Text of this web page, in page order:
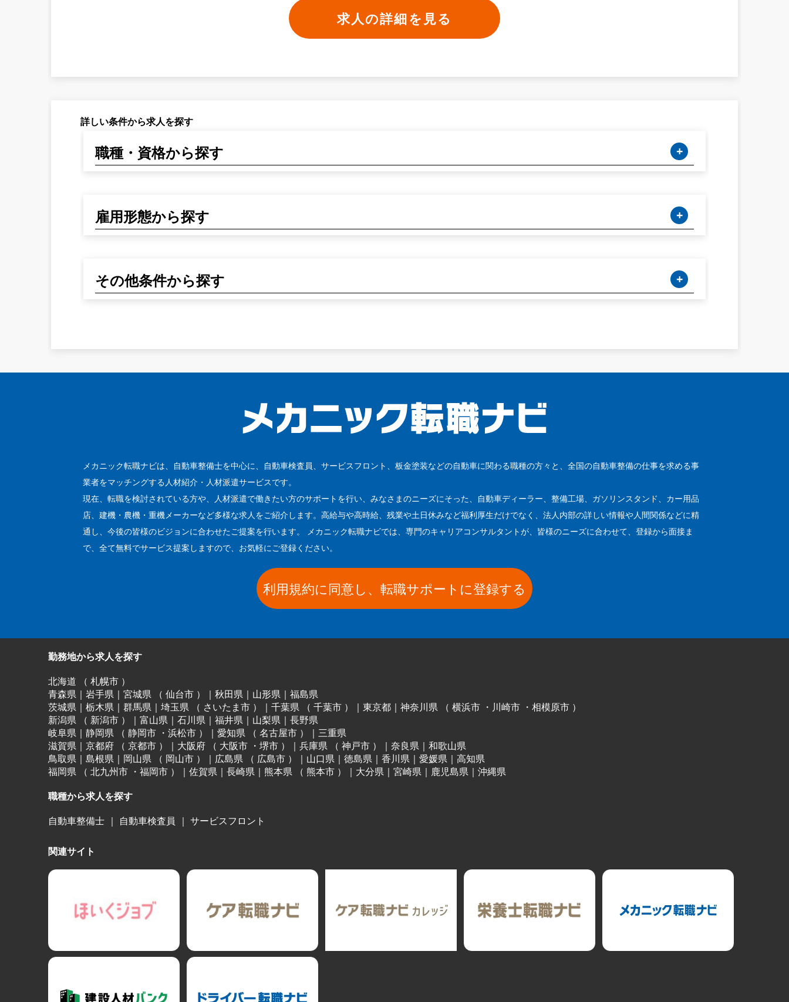
求人の詳細を見る
詳しい条件から求人を探す
職種・資格から探す
雇用形態から探す
その他条件から探す
メカニック転職ナビは、自動車整備士を中心に、自動車検査員、サービスフロント、板金塗装などの自動車に関わる職種の方々と、全国の自動車整備の仕事を求める事
業者をマッチングする人材紹介・人材派遣サービスです。
現在、転職を検討されている方や、人材派遣で働きたい方のサポートを行い、みなさまのニーズにそった、自動車ディーラー、整備工場、ガソリンスタンド、カー用品
店、建機・農機・重機メーカーなど多様な求人をご紹介します。高給与や高時給、残業や土日休みなど福利厚生だけでなく、法人内部の詳しい情報や人間関係などに精
通し、今後の皆様のビジョンに合わせたご提案を行います。 メカニック転職ナビでは、専門のキャリアコンサルタントが、皆様のニーズに合わせて、登録から面接ま
で、全て無料でサービス提案しますので、お気軽にご登録ください。
利用規約に同意し、転職サポートに登録する
勤務地から求人を探す
北海道 （ 札幌市 ）
青森県 ｜ 岩手県 ｜ 宮城県 （ 仙台市 ） ｜ 秋田県 ｜ 山形県 ｜ 福島県
茨城県 ｜ 栃木県 ｜ 群馬県 ｜ 埼玉県 （ さいたま市 ） ｜ 千葉県 （ 千葉市 ） ｜ 東京都 ｜ 神奈川県 （ 横浜市 ・ 川崎市 ・ 相模原市 ）
新潟県 （ 新潟市 ） ｜ 富山県 ｜ 石川県 ｜ 福井県 ｜ 山梨県 ｜ 長野県
岐阜県 ｜ 静岡県 （ 静岡市 ・ 浜松市 ） ｜ 愛知県 （ 名古屋市 ） ｜ 三重県
滋賀県 ｜ 京都府 （ 京都市 ） ｜ 大阪府 （ 大阪市 ・ 堺市 ） ｜ 兵庫県 （ 神戸市 ） ｜ 奈良県 ｜ 和歌山県
鳥取県 ｜ 島根県 ｜ 岡山県 （ 岡山市 ） ｜ 広島県 （ 広島市 ） ｜ 山口県 ｜ 徳島県 ｜ 香川県 ｜ 愛媛県 ｜ 高知県
福岡県 （ 北九州市 ・ 福岡市 ） ｜ 佐賀県 ｜ 長崎県 ｜ 熊本県 （ 熊本市 ） ｜ 大分県 ｜ 宮崎県 ｜ 鹿児島県 ｜ 沖縄県
職種から求人を探す
自動車整備士 ｜ 自動車検査員 ｜ サービスフロント
関連サイト